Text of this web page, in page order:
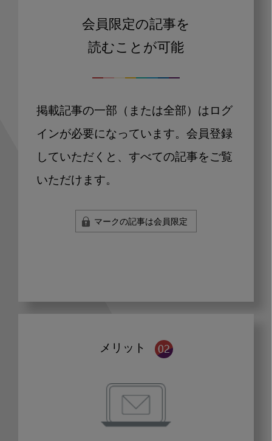
会員限定の記事を
読むことが可能
掲載記事の一部（または全部）はログ
インが必要になっています。会員登録
していただくと、すべての記事をご覧
いただけます。
マークの記事は会員限定
メリット